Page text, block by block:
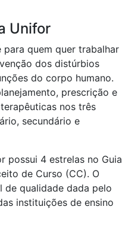
Unifor
para quem quer trabalhar
dos distúrbios
do corpo humano.
prescrição e
nos três
secundário e
possui 4 estrelas no Guia
de Curso (CC). O
de qualidade dada pelo
instituições de ensino